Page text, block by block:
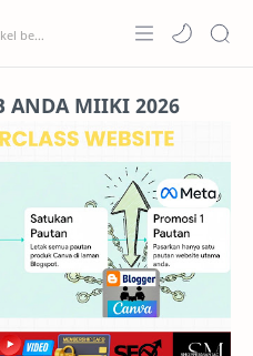
Mode
ANDA MIIKI 2026